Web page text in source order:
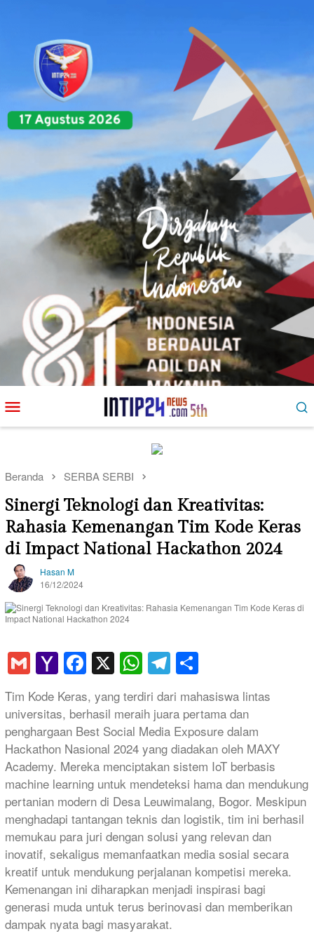
ke
kontenMobile
Beranda SERBA SERBI
Sinergi Teknologi dan Kreativitas:
Rahasia Kemenangan Tim Kode Keras
di Impact National Hackathon 2024
Hasan M
16/12/2024
GmailYahoo
Mail
Facebook
X WhatsApp
Telegram
Tim Kode Keras, yang terdiri dari mahasiswa lintas
universitas, berhasil meraih juara pertama dan
penghargaan Best Social Media Exposure dalam
Hackathon Nasional 2024 yang diadakan oleh MAXY
Academy. Mereka menciptakan sistem IoT berbasis
machine learning untuk mendeteksi hama dan mendukung
pertanian modern di Desa Leuwimalang, Bogor. Meskipun
menghadapi tantangan teknis dan logistik, tim ini berhasil
memukau para juri dengan solusi yang relevan dan
inovatif, sekaligus memanfaatkan media sosial secara
kreatif untuk mendukung perjalanan kompetisi mereka.
Kemenangan ini diharapkan menjadi inspirasi bagi
generasi muda untuk terus berinovasi dan memberikan
dampak nyata bagi masyarakat.